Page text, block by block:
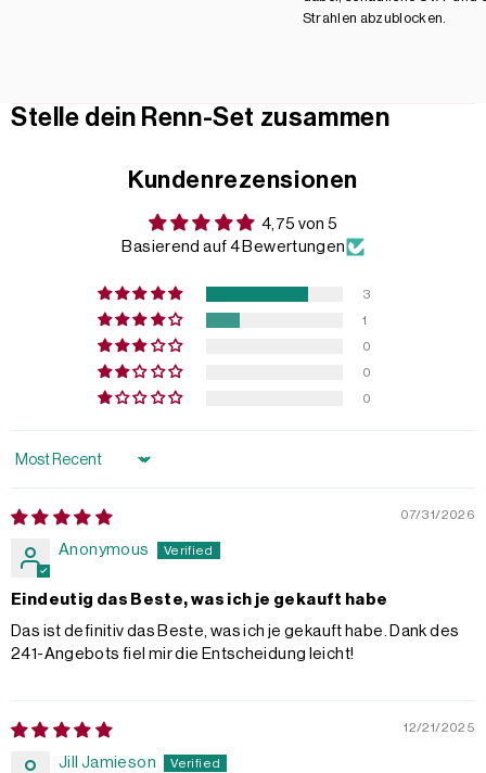
Strahlen abzublocken.
Stelle dein Renn-Set zusammen
Kundenrezensionen
4,75 von 5
Basierend auf 4 Bewertungen
3
1
0
0
0
Sort by
07/31/2026
Anonymous
Eindeutig das Beste, was ich je gekauft habe
Das ist definitiv das Beste, was ich je gekauft habe. Dank des
241-Angebots fiel mir die Entscheidung leicht!
12/21/2025
Jill Jamieson